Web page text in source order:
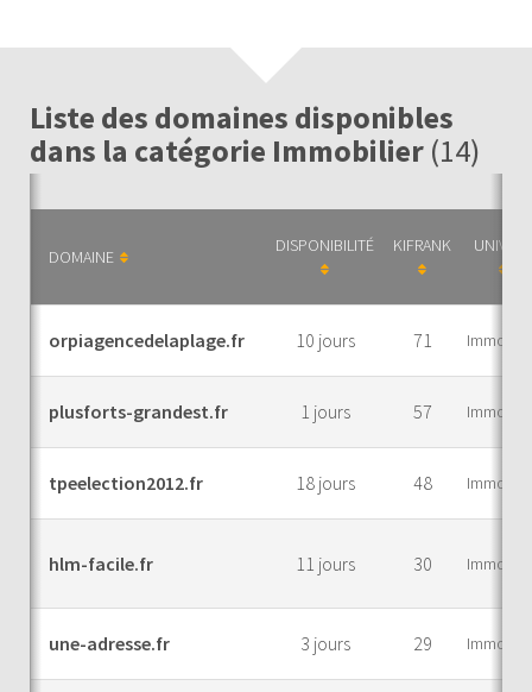
Liste des domaines disponibles
dans la catégorie Immobilier (14)
DOMAINE
DISPONIBILITÉ KIFRANK UNIVERS
orpiagencedelaplage.fr 10 jours 71
plusforts-grandest.fr 1 jours 57
tpeelection2012.fr 18 jours 48
hlm-facile.fr 11 jours 30
une-adresse.fr 3 jours 29